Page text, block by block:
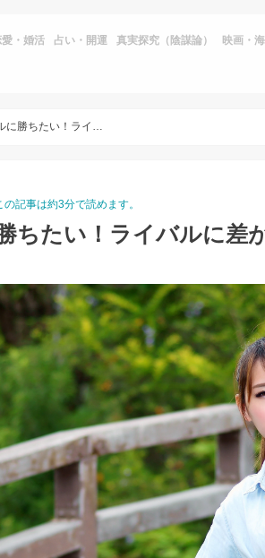
・婚活 占い・開運 真実探究（陰謀論） 映画・
の記事は約3分で読めます。
ちたい！ライバルに差